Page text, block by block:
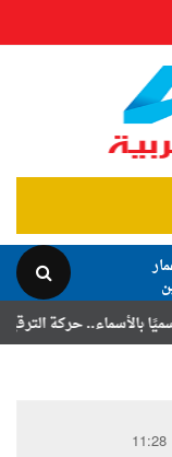
حركة الترقيات
11:28